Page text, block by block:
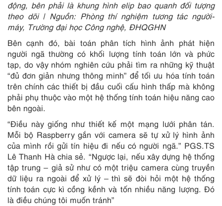
động, bên phải là khung hình elip bao quanh đối tượng
theo dõi | Nguồn: Phòng thí nghiệm tương tác người-
máy, Trường đại học Công nghệ, ĐHQGHN
Bên cạnh đó, bài toán phân tích hình ảnh phát hiện
người ngã thường có khối lượng tính toán lớn và phức
tạp, do vậy nhóm nghiên cứu phải tìm ra những kỹ thuật
“đủ đơn giản nhưng thông minh” để tối ưu hóa tính toán
trên chính các thiết bị đầu cuối cấu hình thấp mà không
phải phụ thuộc vào một hệ thống tính toán hiệu năng cao
bên ngoài.
“Điều này giống như thiết kế một mạng lưới phân tán.
Mỗi bộ Raspberry gắn với camera sẽ tự xử lý hình ảnh
của mình rồi gửi tín hiệu đi nếu có người ngã.” PGS.TS
Lê Thanh Hà chia sẻ. “Ngược lại, nếu xây dựng hệ thống
tập trung – giả sử như có một triệu camera cùng truyền
dữ liệu ra ngoài để xử lý – thì sẽ đòi hỏi một hệ thống
tính toán cực kì cồng kềnh và tốn nhiều năng lượng. Đó
là điều chúng tôi muốn tránh”